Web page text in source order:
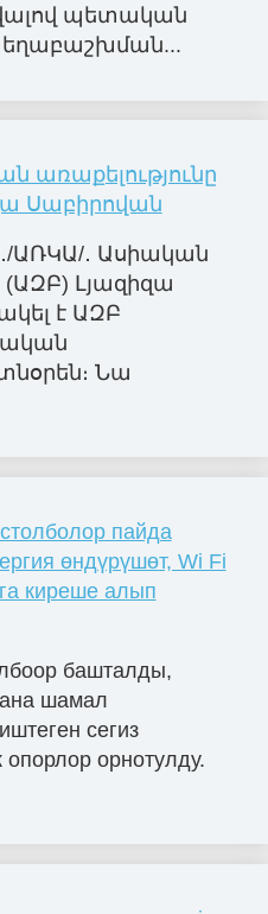
պետական
առաքելությունը
Սաբիրովան
ԱՌԿԱ/․ Ասիական
Լյազիզա
է ԱԶԲ
Նա
пайда
өндүрүшөт, Wi Fi
киреше алып
башталды,
шамал
сегиз
орнотулду.